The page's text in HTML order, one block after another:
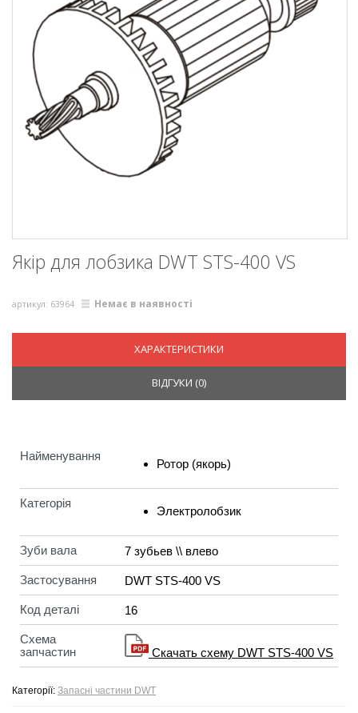
Якір для лобзика DWT STS-400 VS
артикул: 63964 Немає в наявності
ХАРАКТЕРИСТИКИ
ВІДГУКИ (0)
Найменування
Ротор (якорь)
Категорія
Электролобзик
Зуби вала 7 зубьев \\ влево
Застосування DWT STS-400 VS
Код деталі 16
Схема
запчастин
Скачать схему DWT STS-400 VS
Категорії: Запасні частини DWT